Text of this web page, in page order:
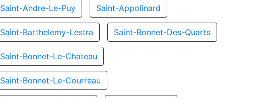
Saint-Andre-Le-Puy Saint-Appolinard
Saint-Barthelemy-Lestra Saint-Bonnet-Des-Quarts
Saint-Bonnet-Le-Chateau
Saint-Bonnet-Le-Courreau